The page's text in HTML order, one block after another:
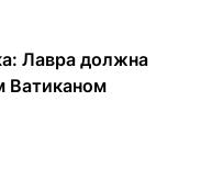
Лавра должна
Ватиканом